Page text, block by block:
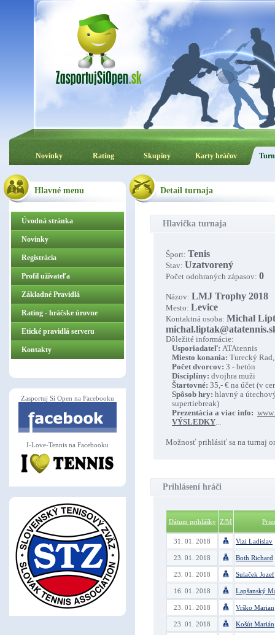
Novinky Rating Skupiny Karty hráčov
Hlavné menu
Úvodná stránka
Novinky
Registrácia
Profil užívateľa
Základné Pravidlá
ZasportujSiOpen.sk
Rating - hráčske úrovne
Etické pravidlá serveru
Kontakty
Zasportuj Si Open na Facebooku
I-Love-Tennis na Facebooku
Detail turnaja
Hlavička turnaja
Šport: Tenis
Stav: Uzatvorený
Počet odohraných zápasov: 0
Názov: LMJ Trophy 2018
Mesto: Levice
Kontaktná osoba: Michal
Dôležité informácie:
Usporiadateľ: ATAtennis
Miesto konania: Turecký
Počet dvorcov: 3 - betón
Disciplíny: dvojhra muži
Štartovné: 35,- € na účet (v
Spôsob hry: hlavný a
supertiebreak)
Prezentácia a viac info:
VÝSLEDKY...
Možnosť prihlásiť sa na turnaj
Prihlásení hráči
Dátum prihlášky Z/M
31. 01. 2018 Vizi Ladislav
23. 01. 2018 Both Richard
23. 01. 2018 Sulaček Jozef
16. 01. 2018 Lapšanský
23. 01. 2018 Vrško Marian
23. 01. 2018 Košút Marián